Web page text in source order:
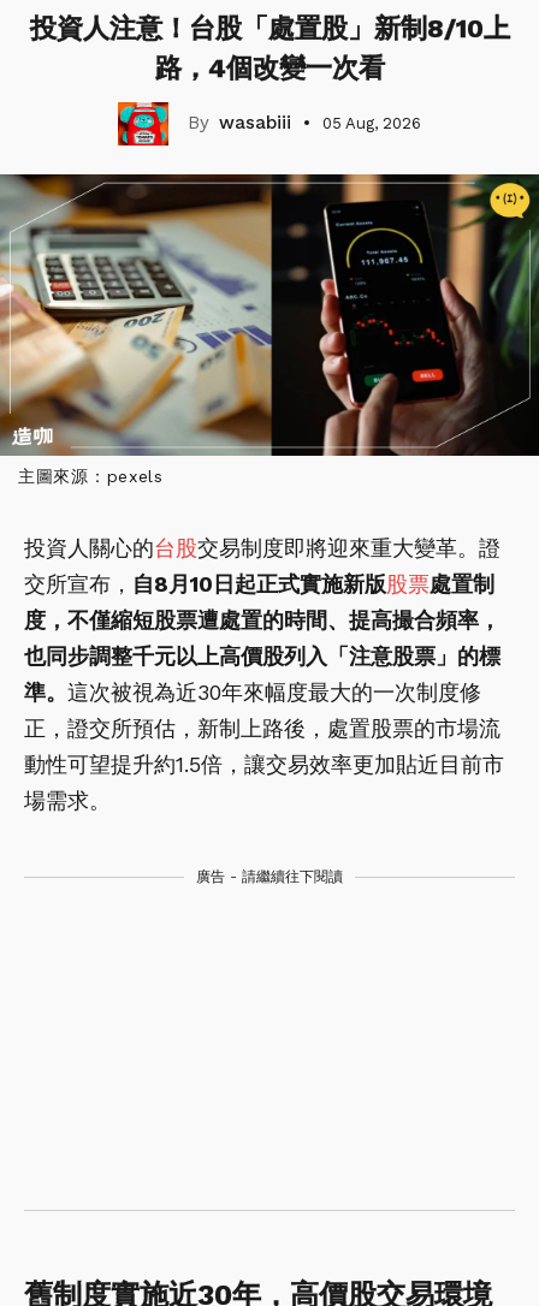
投資人注意！台股「處置股」新制8/10上
路，4個改變一次看
wasabiii 05 Aug, 2026
主圖來源：pexels
投資人關心的台股交易制度即將迎來重大變革。證
交所宣布， 自8月10日起正式實施新版股票處置制
度，不僅縮短股票遭處置的時間、提高撮合頻率，
也同步調整千元以上高價股列入「注意股票」的標
準。 這次被視為近30年來幅度最大的一次制度修
正，證交所預估，新制上路後，處置股票的市場流
動性可望提升約1.5倍，讓交易效率更加貼近目前市
場需求。
廣告 - 請繼續往下閱讀
舊制度實施近30年，高價股交易環境